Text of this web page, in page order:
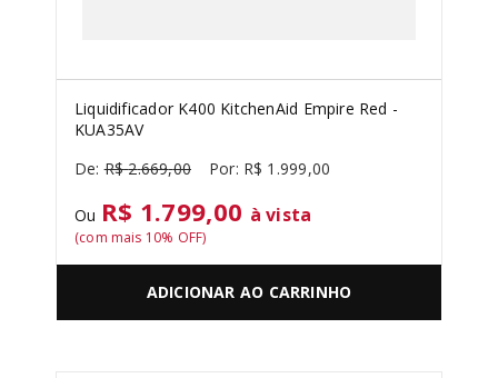
Liquidificador K400 KitchenAid Empire Red -
KUA35AV
R$ 2.669,00 R$ 1 .999,00
Ou R$ 1.799,00 à vista
(com mais 10% OFF)
ADICIONAR AO CARRINHO